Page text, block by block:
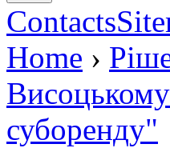
Contacts
Home ›
суборенду"